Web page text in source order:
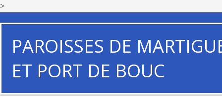
>
PAROISSES DE
ET PORT DE BOUC